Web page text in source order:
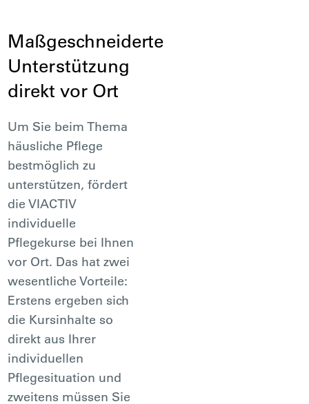
Maßgeschneiderte
Unterstützung
direkt vor Ort
Um Sie beim Thema
häusliche Pflege
bestmöglich zu
unterstützen, fördert
die VIACTIV
individuelle
Pflegekurse bei Ihnen
vor Ort. Das hat zwei
wesentliche Vorteile:
Erstens ergeben sich
die Kursinhalte so
direkt aus Ihrer
individuellen
Pflegesituation und
zweitens müssen Sie